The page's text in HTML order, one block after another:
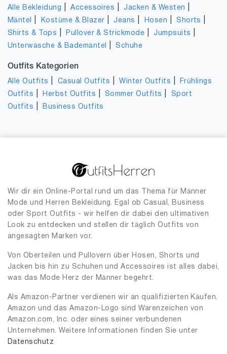
Alle Bekleidung |Accessoires |Jacken & Westen
Mäntel Kostüme & Blazer |Jeans Hosen |Shorts
Shirts & Tops Pullover & Strickmode |Jumpsuits
Unterwäsche & Bademäntel |Schuhe
Outfits Kategorien
Alle Outfits Casual Outfits |Winter Outfits
Frühlings
Outfits
Herbst Outfits Sommer Outfits
Sport
Outfits
Business Outfits
Wir dir ein Online-Portal rund um das Thema für Männer
Mode und Herren Bekleidung. Egal ob Casual, Business
oder Sport Outfits - wir helfen dir dabei den ultimativen
Look zu entdecken und stellen dir täglich Outfits von
angesagten Marken vor.
Von Oberteilen und Pullovern über Hosen, Shorts und
Jacken bis hin zu Schuhen und Accessoires ist alles dabei,
was das Mode Herz der Männer begehrt.
Als Amazon-Partner verdienen wir an qualifizierten Käufen.
Amazon und das Amazon-Logo sind Warenzeichen von
Amazon.com, Inc. oder eines seiner verbundenen
Unternehmen. Weitere Informationen finden Sie unter
Datenschutz